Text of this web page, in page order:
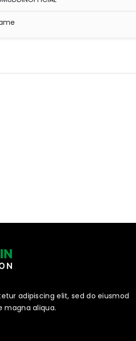
adipiscing elit, sed do eiusmod
magna aliqua.